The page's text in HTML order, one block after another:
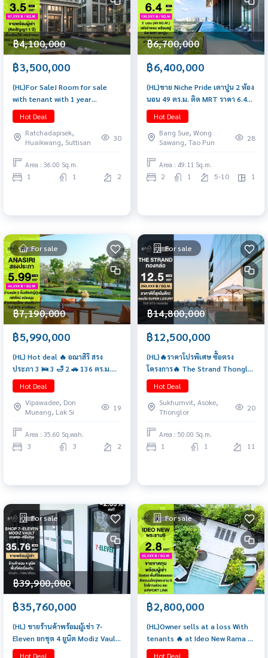
฿4,100,000
฿3,500,000
(HL)For Sale! Room for sale
with tenant with 1 year
contract near MRT Ratchada
Station at Maestro 19.
Hot Deal
Ratchadapisek,
Huaikwang, Suttisan
30
Area : 36.00 Sq.m.
1 1 2
฿6,700,000
฿6,400,000
(HL)ขาย Niche Pride เตาปูน 2 ห้อง
นอน 49 ตร.ม. ติด MRT ราคา 6.4
ล้าน
Hot Deal
Bang Sue, Wong
Sawang, Tao Pun
28
Area : 49.11 Sq.m.
2 1 5-10 1
For sale
฿7,190,000
฿5,990,000
(HL) Hot deal 🔥 อณาสิริ สรง
ประภา 3 🛌 3 🛁 2 🚗 136 ตร.ม.
ติดต่อฝ่ายขาย 065-6956939
Hot Deal
Vipawadee, Don
Mueang, Lak Si
19
Area : 35.60 Sq.wah.
3 3 2
For sale
฿14,800,000
฿12,500,000
(HL)🔥ราคาโปรพิเศษ ซื้อตรง
โครงการ🔥 The Strand Thonglor
(1 bed 50 Sq.m) เพียง 12.5 ล้าน
เท่านั้น
Hot Deal
Sukhumvit, Asoke,
Thonglor
20
Area : 50.00 Sq.m.
1 1 11
For sale
฿39,900,000
฿35,760,000
(HL) ขายร้านค้าพร้อมผู้เช่า 7-
Eleven ยกชุด 4 ยูนิต Modiz Vault
เกษตร–ศรีปทุม ใกล้ BTS บางบัว
Hot Deal
For sale
฿2,800,000
(HL)Owner sells at a loss With
tenants 🔥 at Ideo New Rama 9
Condo
Hot Deal